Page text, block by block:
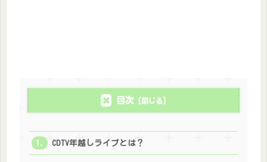
目次
CDTV年越しライブとは？